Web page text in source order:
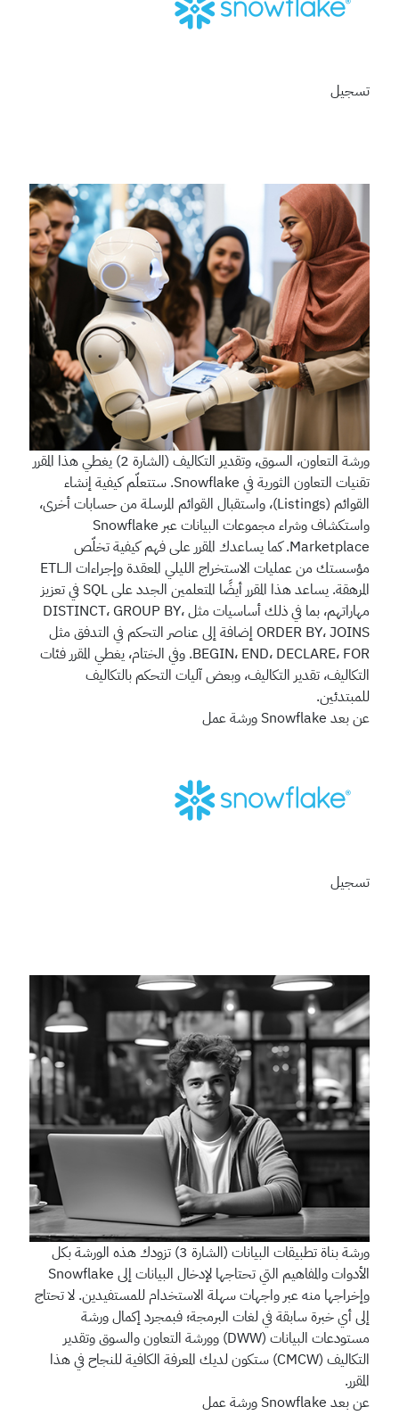
تسجيل
ورشة التعاون، السوق، وتقدير التكاليف (الشارة 2)
يغطي هذا المقرر
تقنيات التعاون الثورية في Snowflake. ستتعلّم كيفية إنشاء
القوائم (Listings)، واستقبال القوائم المرسلة من حسابات أخرى،
واستكشاف وشراء مجموعات البيانات عبر Snowflake
Marketplace. كما يساعدك المقرر على فهم كيفية تخلّص
مؤسستك من عمليات الاستخراج الليلي المعقدة وإجراءات الـETL
المرهقة. يساعد هذا المقرر أيضًا المتعلمين الجدد على SQL في تعزيز
مهاراتهم، بما في ذلك أساسيات مثل DISTINCT، GROUP BY،
ORDER BY، JOINS إضافة إلى عناصر التحكم في التدفق مثل
BEGIN، END، DECLARE، FOR. وفي الختام، يغطي المقرر فئات
التكاليف، تقدير التكاليف، وبعض آليات التحكم بالتكاليف
للمبتدئين.
عن بعد Snowflake ورشة عمل
تسجيل
ورشة بناة تطبيقات البيانات (الشارة 3)
تزودك هذه الورشة بكل
الأدوات والمفاهيم التي تحتاجها لإدخال البيانات إلى Snowflake
وإخراجها منه عبر واجهات سهلة الاستخدام للمستفيدين. لا تحتاج
إلى أي خبرة سابقة في لغات البرمجة؛ فبمجرد إكمال ورشة
مستودعات البيانات (DWW) وورشة التعاون والسوق وتقدير
التكاليف (CMCW) ستكون لديك المعرفة الكافية للنجاح في هذا
المقرر.
عن بعد Snowflake ورشة عمل